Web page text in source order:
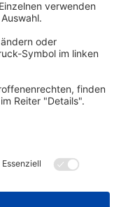
einsehbar.